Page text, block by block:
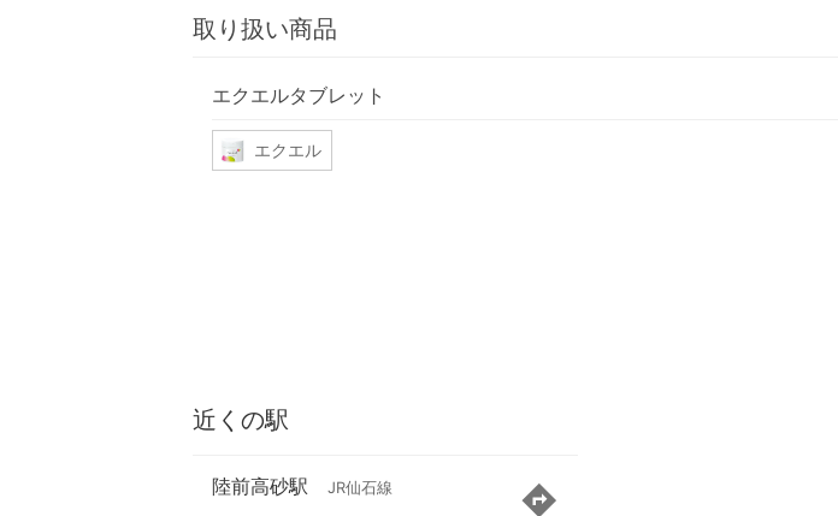
取り扱い商品
エクエルタブレット
エクエル
近くの駅
陸前高砂駅 JR仙石線